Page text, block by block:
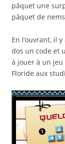
pâquet une
pâquet de
En l’ouvrant, il
dos un code et
à jouer à un jeu
Floride aux